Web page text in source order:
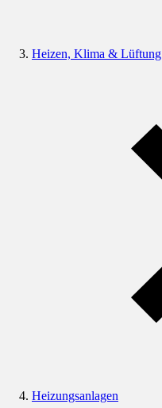
Heizen, Klima & Lüftung
Heizungsanlagen